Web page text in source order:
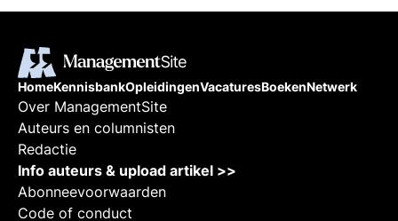
HomeKennisbankOpleidingenVacaturesBoekenNetwerk
Over ManagementSite
Auteurs en columnisten
Redactie
Info auteurs & upload artikel >>
Abonneevoorwaarden
Code of conduct